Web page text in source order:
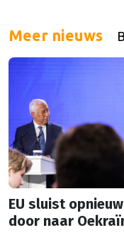
Meer nieuws
EU sluist
door naar